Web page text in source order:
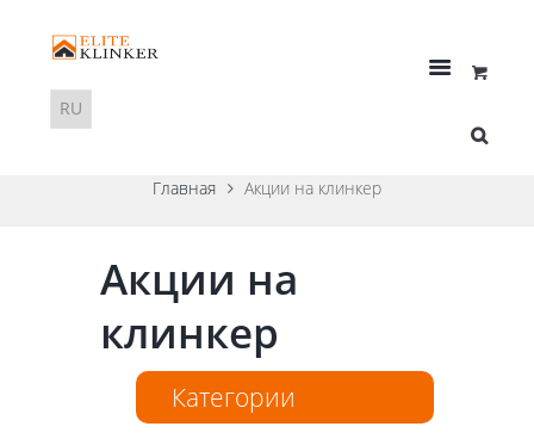
Главная Акции на клинкер
Акции на
клинкер
Категории